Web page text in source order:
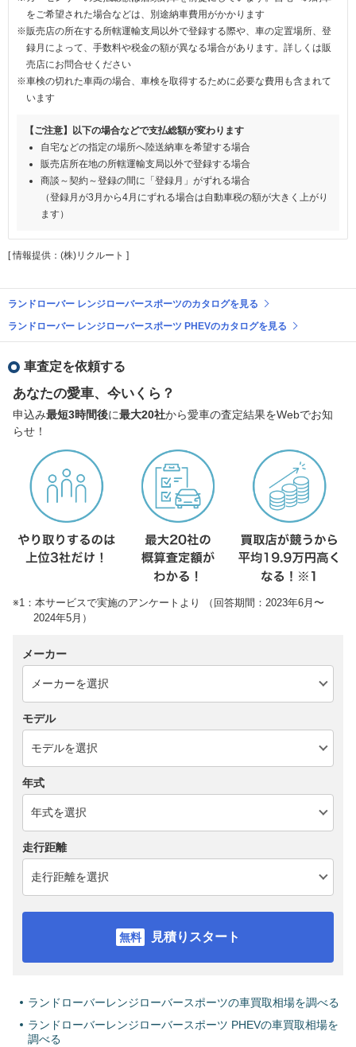
をご希望された場合などは、別途納車費用がかかります
※販売店の所在する所轄運輸支局以外で登録する際や、車の定置場所、登
録月によって、手数料や税金の額が異なる場合があります。詳しくは販
売店にお問合せください
※車検の切れた車両の場合、車検を取得するために必要な費用も含まれて
います
【ご注意】以下の場合などで支払総額が変わります
自宅などの指定の場所へ陸送納車を希望する場合
販売店所在地の所轄運輸支局以外で登録する場合
商談～契約～登録の間に「登録月」がずれる場合
（登録月が3月から4月にずれる場合は自動車税の額が大きく上がり
ます）
[ 情報提供：(株)リクルート ]
ランドローバー レンジローバースポーツのカタログを見る
ランドローバー レンジローバースポーツ PHEVのカタログを見る
車査定を依頼する
あなたの愛車、今いくら？
申込み最短3時間後に最大20社から愛車の査定結果をWebでお知
らせ！
※1：本サービスで実施のアンケートより （回答期間：2023年6月〜
2024年5月）
メーカー
モデル
年式
走行距離
見積りスタート
ランドローバーレンジローバースポーツの車買取相場を調べる
ランドローバーレンジローバースポーツ PHEVの車買取相場を
調べる